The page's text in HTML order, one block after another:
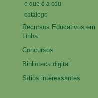
o que é a cdu
catálogo
Recursos Educativos em
Linha
Concursos
Biblioteca digital
Sítios interessantes